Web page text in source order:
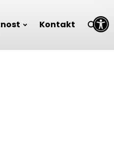
Open toolbar
Kontakt